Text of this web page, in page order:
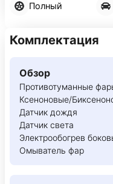
Полный
Комплектация
Обзор
Противотуманные
Ксеноновые/
Датчик дождя
Датчик света
Электрообогрев
Омыватель фар